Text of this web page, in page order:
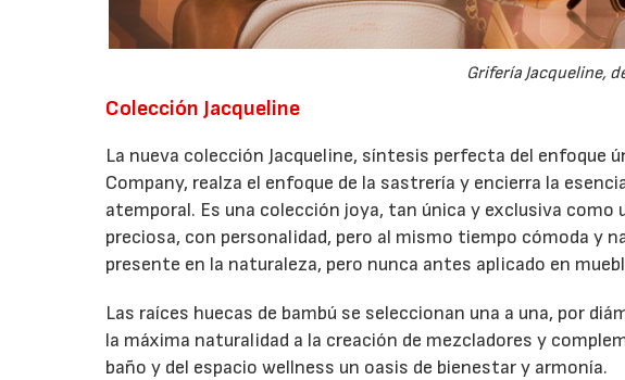
Grifería Jacqueline,
Colección Jacqueline
La nueva colección Jacqueline, síntesis perfecta del enfoque
Company, realza el enfoque de la sastrería y encierra la
atemporal. Es una colección joya, tan única y exclusiva
preciosa, con personalidad, pero al mismo tiempo cómoda y
presente en la naturaleza, pero nunca antes aplicado en
Las raíces huecas de bambú se seleccionan una a una, por
la máxima naturalidad a la creación de mezcladores y
baño y del espacio wellness un oasis de bienestar y armonía.